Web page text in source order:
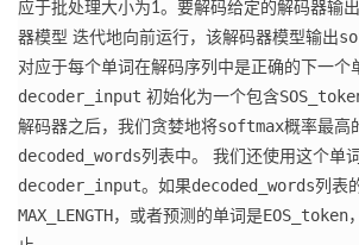
应于批处理大小为1。 要解码给定的解码器输
器模型 迭代地向前运行，该解码器模型输出
对应于每个单词在解码序列中是正确的下一个
decoder_input 初始化为一个包含
解码器之后，我们贪婪地将softmax概率最高
decoded_words列表中。 我们还使用这个单
decoder_input。 如果decoded_words列表
MAX_LENGTH，或者预测的单词是EOS_token